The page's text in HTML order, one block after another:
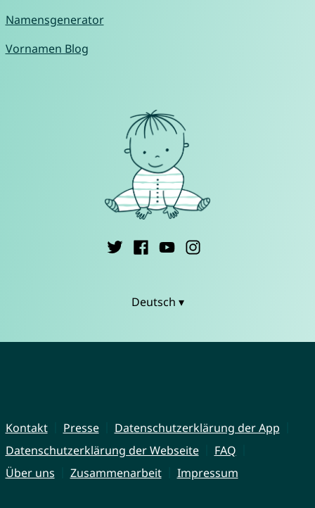
Namensgenerator
Vornamen Blog
Deutsch ▾
Kontakt Presse
Datenschutzerklärung der App
Datenschutzerklärung der Webseite
FAQ
Über uns
Zusammenarbeit Impressum